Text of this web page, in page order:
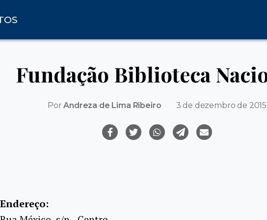
Fundação Biblioteca
PorAndreza de Lima Ribeiro 3 de dezembro de 2015
Endereço: